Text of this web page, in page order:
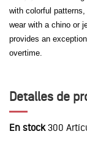
with colorful
wear with a chino or
provides an
overtime.
Detalles de
En stock 300